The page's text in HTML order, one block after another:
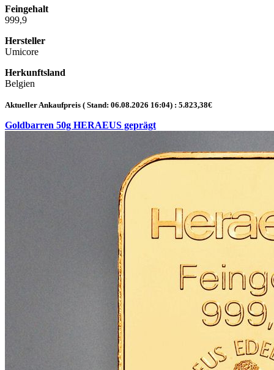
Feingehalt
999,9
Hersteller
Umicore
Herkunftsland
Belgien
Aktueller Ankaufpreis ( Stand: 06.08.2026 16:04) : 5.823,38€
Goldbarren 50g HERAEUS geprägt